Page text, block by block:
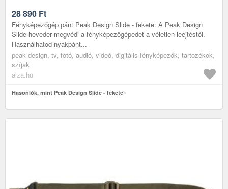
28 890 Ft
Fényképezőgép pánt Peak Design Slide - fekete: A Peak Design
Slide heveder megvédi a fényképezőgépedet a véletlen leejtéstől.
Használhatod nyakpánt...
peak design, tv, fotó, audió, videó, digitális fényképezők, tartozékok,
szíjak
alza.hu
Hasonlók, mint Peak Design Slide - fekete